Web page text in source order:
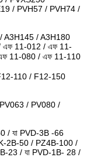
/ PVH57 / PVH74 /
A3H145 / A3H180
এফ 11-012 / এফ 11-
11-080 / এফ 11-110
110 / F12-150
/ PV080 /
/ যা PVD-3B -66
2B-50 / PZ4B-100 /
23 / যা PVD-1B- 28 /